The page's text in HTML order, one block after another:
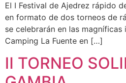
El I Festival de Ajedrez rápido
en formato de dos torneos de
se celebrarán en las magníficas
Camping La Fuente en […]
II TORNEO